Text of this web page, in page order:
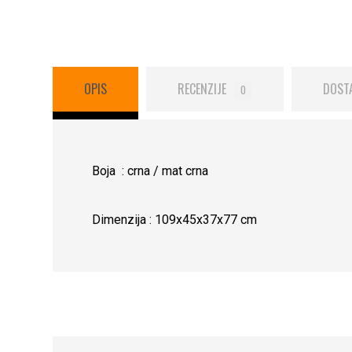
OPIS RECENZIJE 0
Boja : crna / mat crna
Dimenzija : 109x45x37x77 cm